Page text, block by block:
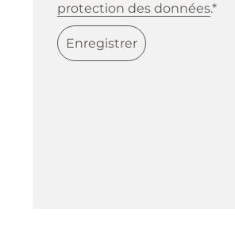
protection des données.*
Enregistrer